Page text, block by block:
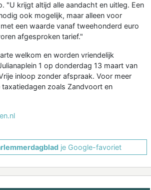
"U krijgt altijd alle aandacht en uitleg. Een
ook mogelijk, maar alleen voor
een waarde vanaf tweehonderd euro
afgesproken tarief."
welkom en worden vriendelijk
1 op donderdag 13 maart van
inloop zonder afspraak. Voor meer
taxatiedagen zoals Zandvoort en
je Google-favoriet